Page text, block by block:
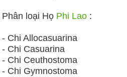
Phân loại Họ Phi Lao :
- Chi Allocasuarina
- Chi Casuarina
- Chi Ceuthostoma
- Chi Gymnostoma